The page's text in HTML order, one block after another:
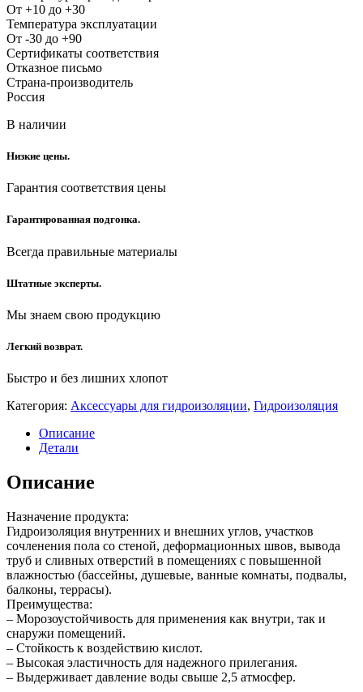
От +10 до +30
Температура эксплуатации
От -30 до +90
Сертификаты соответствия
Отказное письмо
Страна-производитель
Россия
В наличии
Низкие цены.
Гарантия соответствия цены
Гарантированная подгонка.
Всегда правильные материалы
Штатные эксперты.
Мы знаем свою продукцию
Легкий возврат.
Быстро и без лишних хлопот
Категория: Аксессуары для гидроизоляции, Гидроизоляция
Описание
Детали
Описание
Назначение продукта:
Гидроизоляция внутренних и внешних углов, участков
сочленения пола со стеной, деформационных швов, вывода
труб и сливных отверстий в помещениях с повышенной
влажностью (бассейны, душевые, ванные комнаты, подвалы,
балконы, террасы).
Преимущества:
– Морозоустойчивость для применения как внутри, так и
снаружи помещений.
– Стойкость к воздействию кислот.
– Высокая эластичность для надежного прилегания.
– Выдерживает давление воды свыше 2,5 атмосфер.